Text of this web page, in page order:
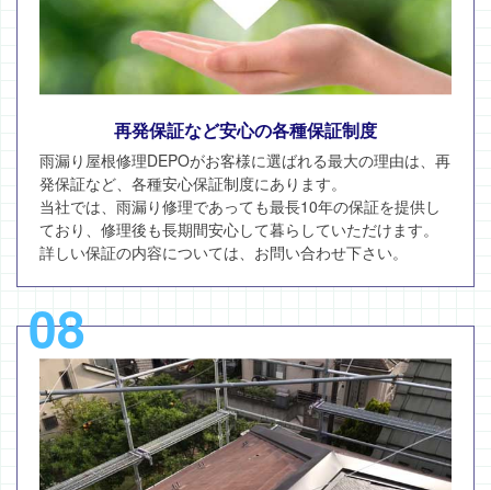
再発保証など安心の各種保証制度
雨漏り屋根修理DEPOがお客様に選ばれる最大の理由は、再
発保証など、各種安心保証制度にあります。
当社では、雨漏り修理であっても最長10年の保証を提供し
ており、修理後も長期間安心して暮らしていただけます。
詳しい保証の内容については、お問い合わせ下さい。
08